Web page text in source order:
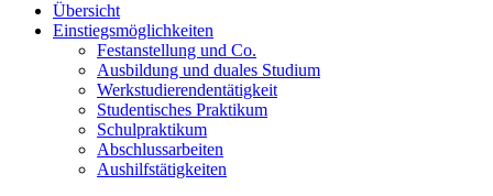
Übersicht
Einstiegsmöglichkeiten
Festanstellung und Co.
Ausbildung und duales Studium
Werkstudierendentätigkeit
Studentisches Praktikum
Schulpraktikum
Abschlussarbeiten
Aushilfstätigkeiten